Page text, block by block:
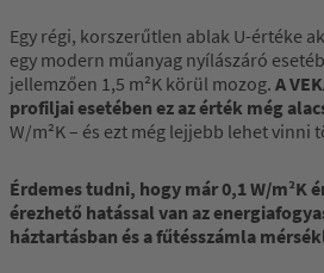
Egy régi, korszerűtlen ablak U-értéke
egy modern műanyag nyílászáró
jellemzően 1,5 m²K körül mozog. A
profiljai esetében ez az érték még
W/m²K – és ezt még lejjebb lehet vinni
Érdemes tudni, hogy már 0,1 W/m²K
érezhető hatással van az
háztartásban és a fűtésszámla